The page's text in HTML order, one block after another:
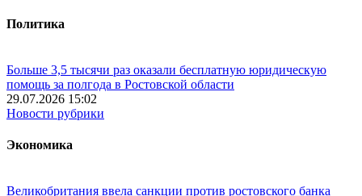
Политика
Больше 3,5 тысячи раз оказали бесплатную юридическую
помощь за полгода в Ростовской области
29.07.2026 15:02
Новости рубрики
Экономика
Великобритания ввела санкции против ростовского банка